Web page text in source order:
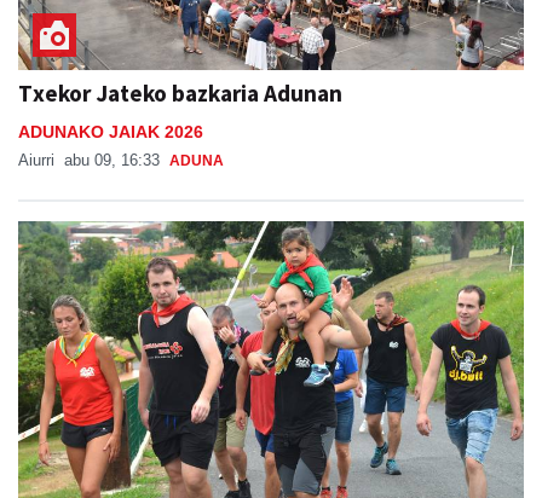
Txekor Jateko bazkaria Adunan
ADUNAKO JAIAK 2026
Aiurri abu 09, 16:33 ADUNA